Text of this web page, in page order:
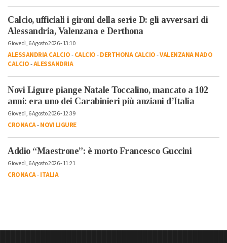
Calcio, ufficiali i gironi della serie D: gli avversari di
Alessandria, Valenzana e Derthona
Giovedì, 6 Agosto 2026 - 13:10
ALESSANDRIA CALCIO-CALCIO-DERTHONA CALCIO-VALENZANA MADO
CALCIO-ALESSANDRIA
Novi Ligure piange Natale Toccalino, mancato a 102
anni: era uno dei Carabinieri più anziani d’Italia
Giovedì, 6 Agosto 2026 - 12:39
CRONACA-NOVI LIGURE
Addio “Maestrone”: è morto Francesco Guccini
Giovedì, 6 Agosto 2026 - 11:21
CRONACA-ITALIA